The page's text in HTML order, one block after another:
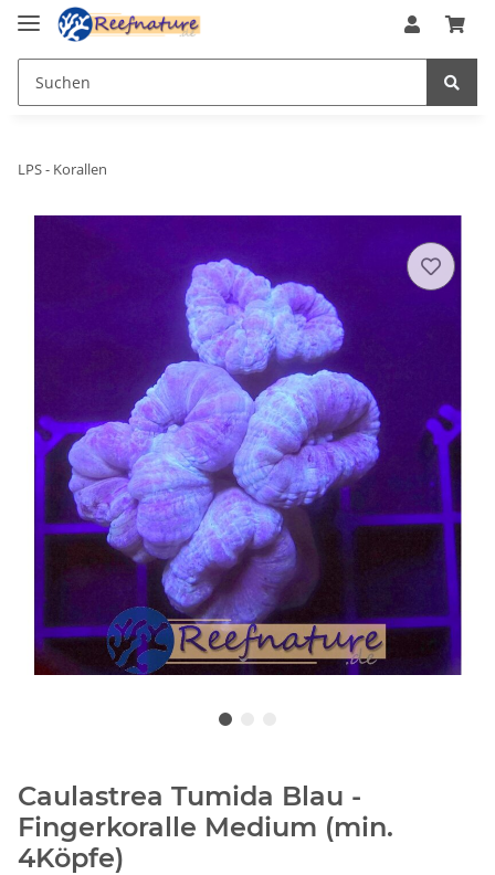
LPS - Korallen
Caulastrea Tumida Blau -
Fingerkoralle Medium (min.
4Köpfe)